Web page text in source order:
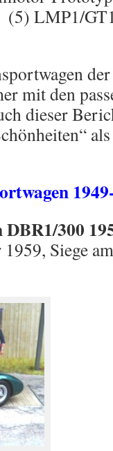
LMP1/
mit den
dieser
300
Siege